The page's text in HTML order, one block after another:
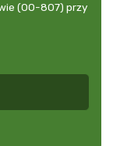
(00-807) przy